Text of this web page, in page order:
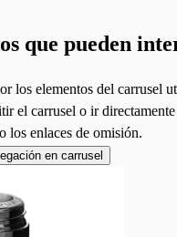
que pueden
los elementos del carrusel
el carrusel o ir
los enlaces de omisión.
en carrusel